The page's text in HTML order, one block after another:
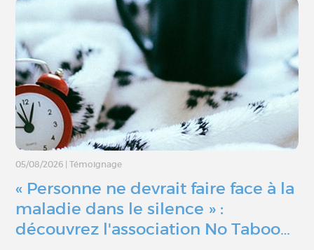
05/08/2026 | Témoignage
« Personne ne devrait faire face à la
maladie dans le silence » :
découvrez l'association No Taboo…